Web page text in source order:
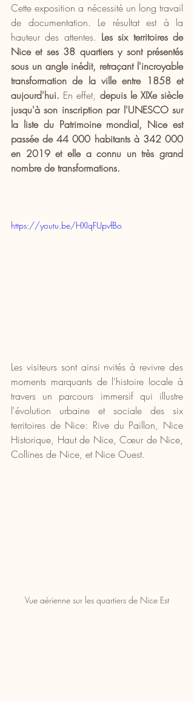
Cette exposition a nécessité un long travail
de documentation. Le résultat est à la
hauteur des attentes. Les six territoires de
Nice et ses 38 quartiers y sont présentés
sous un angle inédit, retraçant l'incroyable
transformation de la ville entre 1858 et
aujourd'hui. En effet, depuis le XIXe siècle
jusqu'à son inscription par l'UNESCO sur
la liste du Patrimoine mondial, Nice est
passée de 44 000 habitants à 342 000
en 2019 et elle a connu un très grand
nombre de transformations.
https://youtu.be/HXIqFUpvfBo
Les visiteurs sont ainsi nvités à revivre des
moments marquants de l'histoire locale à
travers un parcours immersif qui illustre
l'évolution urbaine et sociale des six
territoires de Nice: Rive du Paillon, Nice
Historique, Haut de Nice, Cœur de Nice,
Collines de Nice, et Nice Ouest.
Vue aérienne sur les quartiers de Nice Est